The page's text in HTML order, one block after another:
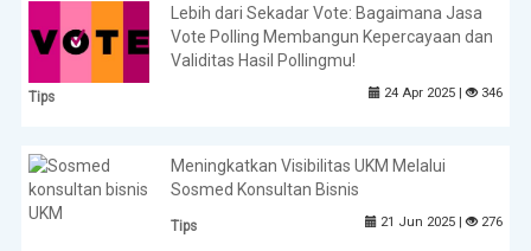
Lebih dari Sekadar Vote: Bagaimana Jasa
Vote Polling Membangun Kepercayaan dan
Validitas Hasil Pollingmu!
Tips 24 Apr 2025 | 346
Meningkatkan Visibilitas UKM Melalui
Sosmed Konsultan Bisnis
Tips 21 Jun 2025 | 276